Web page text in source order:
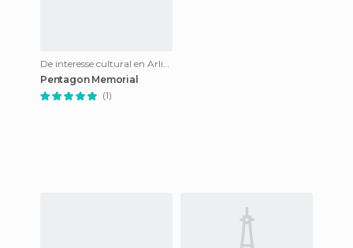
De interesse cultural en Arlington
Pentagon Memorial
(1)